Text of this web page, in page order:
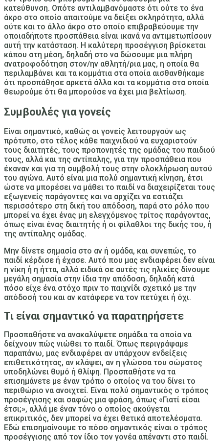
κατεύθυνση. Οπότε αντιλαμβανόμαστε ότι ούτε το ένα
άκρο στο οποίο απαιτούμε να δείξει σκληρότητα, αλλά
ούτε και το άλλο άκρο στο οποίο επιβραβεύουμε την
οποιαδήποτε προσπάθεια είναι ικανά να αντιμετωπίσουν
αυτή την κατάσταση. Η καλύτερη προσέγγιση βρίσκεται
κάπου στη μέση, δηλαδή στο να δώσουμε μια πλήρη
ανατροφοδότηση στον/ην αθλητή/ρια μας, η οποία θα
περιλαμβάνει και τα κομμάτια στα οποία αισθανθήκαμε
ότι προσπάθησε αρκετά άλλα και τα κομμάτια στα οποία
θεωρούμε ότι θα μπορούσε να έχει μια βελτίωση.
Συμβουλές για γονείς
Είναι σημαντικό, καθώς οι γονείς λειτουργούν ως
πρότυπο, στο τέλος κάθε παιχνιδιού να ευχαριστούν
τους διαιτητές, τους προπονητές της ομάδας του παιδιού
τους, αλλά και της αντίπαλης, για την προσπάθεια που
έκαναν και για τη συμβολή τους στην ολοκλήρωση αυτού
του αγώνα. Αυτό είναι μια πολύ σημαντική κίνηση, έτσι
ώστε να μπορέσει να μάθει το παιδί να διαχειρίζεται τους
εξωγενείς παράγοντες και να αρχίζει να εστιάζει
περισσότερο στη δική του απόδοση, παρά στο ρόλο που
μπορεί να έχει ένας μη ελεγχόμενος τρίτος παράγοντας,
όπως είναι ένας διαιτητής ή οι φίλαθλοι της δικής του, ή
της αντίπαλης ομάδας.
Μην δίνετε σημασία στο αν ή ομάδα, και συνεπώς, το
παιδί κέρδισε ή έχασε. Αυτό που μας ενδιαφέρει δεν είναι
η νίκη ή η ήττα, αλλά ειδικά σε αυτές τις ηλικίες δίνουμε
μεγάλη σημασία στην ίδια την απόδοση, δηλαδή κατά
πόσο είχε ένα στόχο πριν το παιχνίδι σχετικό με την
απόδοσή του και αν κατάφερε να τον πετύχει ή όχι.
Τι είναι σημαντικό να παρατηρήσετε
Προσπαθήστε να ανακαλύψετε σημάδια τα οποία να
δείχνουν πώς νιώθει το παιδί. Όπως περιγράψαμε
παραπάνω, μας ενδιαφέρει αν υπάρχουν ενδείξεις
επιθετικότητας, αν κλάψει, αν η γλώσσα του σώματος
υποδηλώνει θυμό ή θλίψη. Προσπαθήστε να τα
επισημάνετε με έναν τρόπο ο οποίος να του δίνει το
περιθώριο να ανοιχτεί. Είναι πολύ σημαντικός ο τρόπος
προσέγγισης και σαφώς μια φράση, όπως «Γιατί είσαι
έτσι;», αλλά με έναν τόνο ο οποίος ακούγεται
επικριτικός, δεν μπορεί να έχει θετικά αποτελέσματα.
Εδώ επισημαίνουμε το πόσο σημαντικός είναι ο τρόπος
προσέγγισης από τον ίδιο τον γονέα απέναντι στο παιδί.